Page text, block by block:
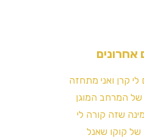
אחרונים
לי קרן ואני מתחזה
של המרחב המוגן
שזה קורה לי
קוקו שאנל